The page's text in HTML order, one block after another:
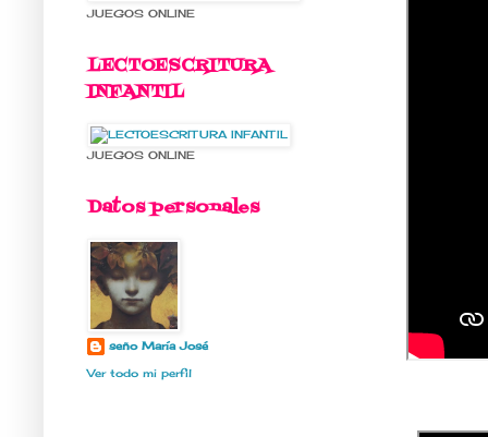
JUEGOS ONLINE
LECTOESCRITURA
INFANTIL
JUEGOS ONLINE
Datos personales
seño María José
Ver todo mi perfil